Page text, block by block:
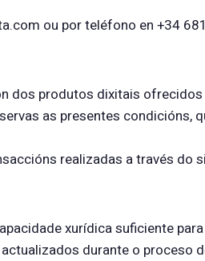
ou por teléfono en +34
dos produtos dixitais
as presentes
realizadas a través do
xurídica suficiente
durante o proceso